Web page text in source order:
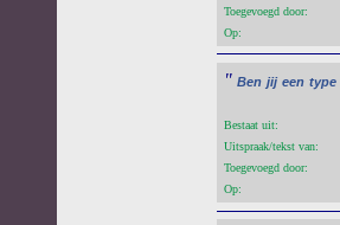
Toegevoegd door:
Op:
" Ben jij een type
Bestaat uit:
Uitspraak/tekst van:
Toegevoegd door:
Op: